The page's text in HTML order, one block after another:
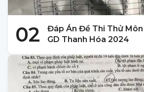
02
Đáp Án Đề Thi Thử Môn
GD Thanh Hóa 2024